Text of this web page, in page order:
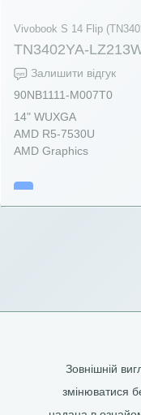
Vivobook S 14 Flip
TN3402YA-
Залишити відгук
90NB1111-M007T0
14" WUXGA
AMD R5-7530U
AMD Graphics
Зовнішній
змінюватися